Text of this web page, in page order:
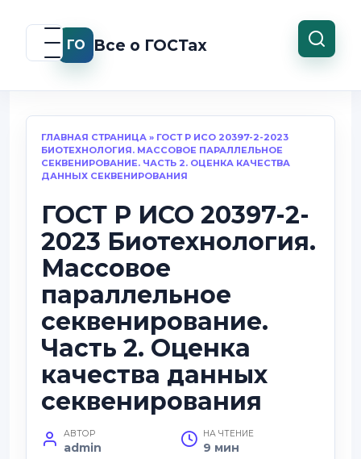
содержанию
ГО Все о ГОСТах
ГЛАВНАЯ СТРАНИЦА » ГОСТ Р ИСО 20397-2-2023
БИОТЕХНОЛОГИЯ. МАССОВОЕ ПАРАЛЛЕЛЬНОЕ
СЕКВЕНИРОВАНИЕ. ЧАСТЬ 2. ОЦЕНКА КАЧЕСТВА
ДАННЫХ СЕКВЕНИРОВАНИЯ
ГОСТ Р ИСО 20397-2-
2023 Биотехнология.
Массовое
параллельное
секвенирование.
Часть 2. Оценка
качества данных
секвенирования
АВТОР
admin
НА ЧТЕНИЕ
9 мин